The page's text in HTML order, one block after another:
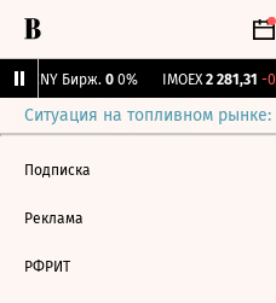
CNY Бирж. 0 0% IMOEX 2 281,31 -
Ситуация на топливном
Подписка
Реклама
РФРИТ